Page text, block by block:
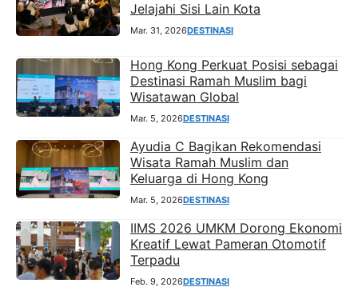
Jelajahi Sisi Lain Kota
Mar. 31, 2026DESTINASI
Hong Kong Perkuat Posisi sebagai
Destinasi Ramah Muslim bagi
Wisatawan Global
Mar. 5, 2026DESTINASI
Ayudia C Bagikan Rekomendasi
Wisata Ramah Muslim dan
Keluarga di Hong Kong
Mar. 5, 2026DESTINASI
IIMS 2026 UMKM Dorong Ekonomi
Kreatif Lewat Pameran Otomotif
Terpadu
Feb. 9, 2026DESTINASI